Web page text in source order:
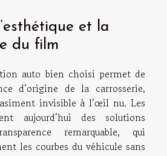
et la
du film
auto bien choisi permet de
d’origine de la carrosserie,
invisible à l’œil nu. Les
aujourd’hui des solutions
remarquable, qui
les courbes du véhicule sans